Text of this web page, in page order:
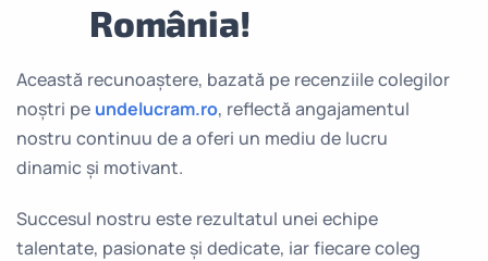
România!
Această recunoaștere, bazată pe recenziile colegilor
noștri pe undelucram.ro, reflectă angajamentul
nostru continuu de a oferi un mediu de lucru
dinamic și motivant.
Succesul nostru este rezultatul unei echipe
talentate, pasionate și dedicate, iar fiecare coleg